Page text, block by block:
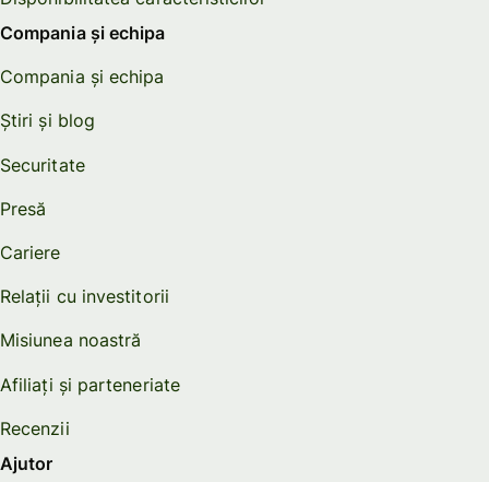
Compania și echipa
Compania și echipa
Știri și blog
Securitate
Presă
Cariere
Relații cu investitorii
Misiunea noastră
Afiliați și parteneriate
Recenzii
Ajutor